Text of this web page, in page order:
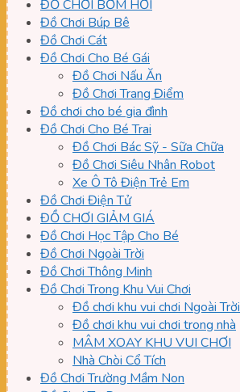
ĐỒ CHƠI BƠM HƠI
Đồ Chơi Búp Bê
Đồ Chơi Cát
Đồ Chơi Cho Bé Gái
Đồ Chơi Nấu Ăn
Đồ Chơi Trang Điểm
Đồ chơi cho bé gia đình
Đồ Chơi Cho Bé Trai
Đồ Chơi Bác Sỹ - Sữa Chữa
Đồ Chơi Siêu Nhân Robot
Xe Ô Tô Điện Trẻ Em
Đồ Chơi Điện Tử
ĐỒ CHƠI GIẢM GIÁ
Đồ Chơi Học Tập Cho Bé
Đồ Chơi Ngoài Trời
Đồ Chơi Thông Minh
Đồ Chơi Trong Khu Vui Chơi
Đồ chơi khu vui chơi Ngoài Trời
Đồ chơi khu vui chơi trong nhà
MÂM XOAY KHU VUI CHƠI
Nhà Chòi Cổ Tích
Đồ Chơi Trường Mầm Non